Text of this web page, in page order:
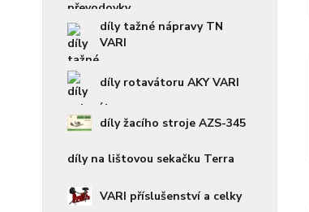
díly tažné nápravy TN
VARI
díly rotavátoru AKY VARI
díly žacího stroje AZS-345
díly na lištovou sekačku Terra
VARI příslušenství a celky